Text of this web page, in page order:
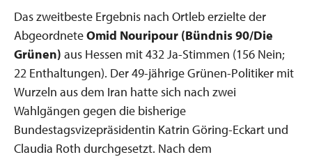
Das zweitbeste Ergebnis nach Ortleb erzielte der
AbgeordneteOmid Nouripour (Bündnis 90/Die
Grünen) aus Hessen mit 432 Ja-Stimmen (156 Nein;
22 Enthaltungen). Der 49-jährige Grünen-Politiker mit
Wurzeln aus dem Iran hatte sich nach zwei
Wahlgängen gegen die bisherige
Bundestagsvizepräsidentin Katrin Göring-Eckart und
Claudia Roth durchgesetzt. Nach dem